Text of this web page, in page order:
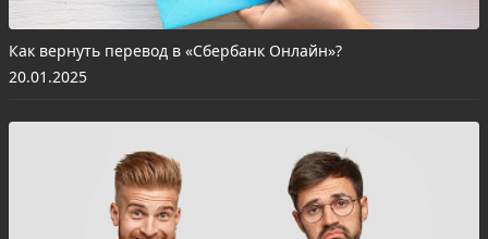
Как вернуть перевод в «Сбербанк Онлайн»?
20.01.2025